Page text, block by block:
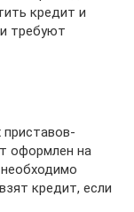
кредит и
требуют
оформлен на
необходимо
кредит, если